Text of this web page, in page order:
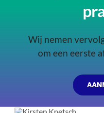
Wij nemen
om een eerste